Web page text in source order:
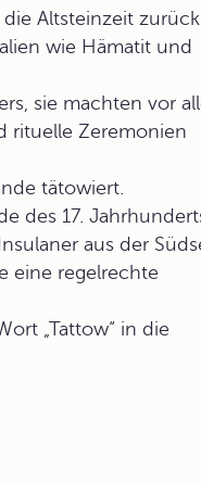
Altsteinzeit
wie Hämatit und
sie machten vor
rituelle Zeremonien
tätowiert.
des 17.
aus der
eine regelrechte
„Tattow“ in die